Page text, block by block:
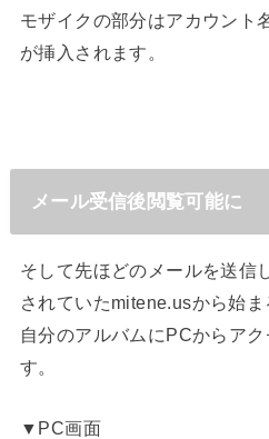
モザイクの部分はアカウント
が挿入されます。
メール受信後閲覧可能に
そして先ほどのメールを送信
されていたmitene.usから始
自分のアルバムにPCからア
す。
▼PC画面